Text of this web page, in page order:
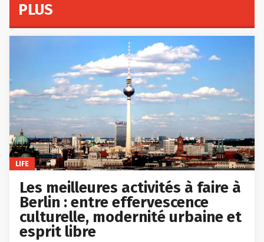
PLUS
LIFE
Les meilleures activités à faire à
Berlin : entre effervescence
culturelle, modernité urbaine et
esprit libre